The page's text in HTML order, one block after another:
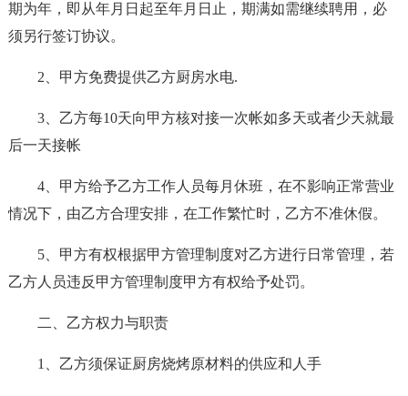
期为年，即从年月日起至年月日止，期满如需继续聘用，必
须另行签订协议。
2、甲方免费提供乙方厨房水电.
3、乙方每10天向甲方核对接一次帐如多天或者少天就最
后一天接帐
4、甲方给予乙方工作人员每月休班，在不影响正常营业
情况下，由乙方合理安排，在工作繁忙时，乙方不准休假。
5、甲方有权根据甲方管理制度对乙方进行日常管理，若
乙方人员违反甲方管理制度甲方有权给予处罚。
二、乙方权力与职责
1、乙方须保证厨房烧烤原材料的供应和人手